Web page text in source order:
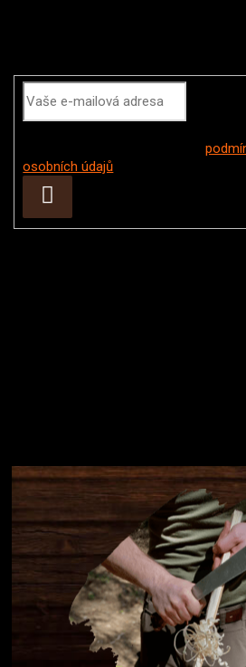
Vložením e-mailu souhlasíte s
osobních údajů
se